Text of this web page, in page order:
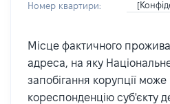
Номер квартири:
Місце фактичного
адреса, на яку
запобігання корупції
кореспонденцію суб'єкту